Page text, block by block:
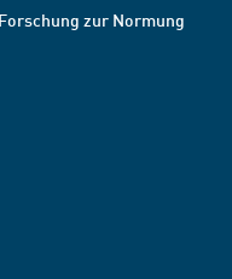
Forschung zur Normung